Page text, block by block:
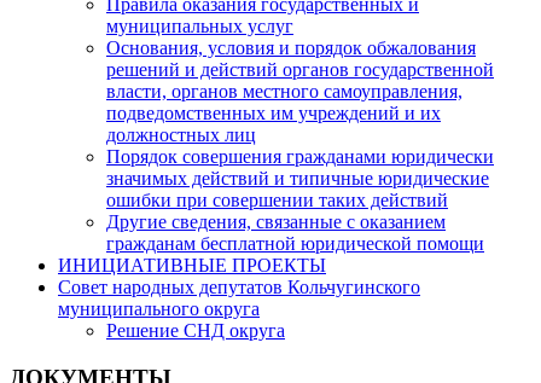
муниципальных услуг
Основания, условия и порядок обжалования
решений и действий органов государственной
власти, органов местного самоуправления,
подведомственных им учреждений и их
должностных лиц
Порядок совершения гражданами юридически
значимых действий и типичные юридические
ошибки при совершении таких действий
Другие сведения, связанные с оказанием
гражданам бесплатной юридической помощи
ИНИЦИАТИВНЫЕ ПРОЕКТЫ
Совет народных депутатов Кольчугинского
муниципального округа
Решение СНД округа
ДОКУМЕНТЫ